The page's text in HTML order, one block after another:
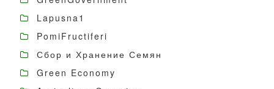
Lapusna1
PomiFructiferi
Сбор и Хранение Семян
Green Economy